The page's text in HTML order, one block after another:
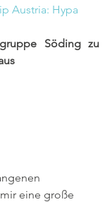
Austria: Hypa
Söding zu
eine große